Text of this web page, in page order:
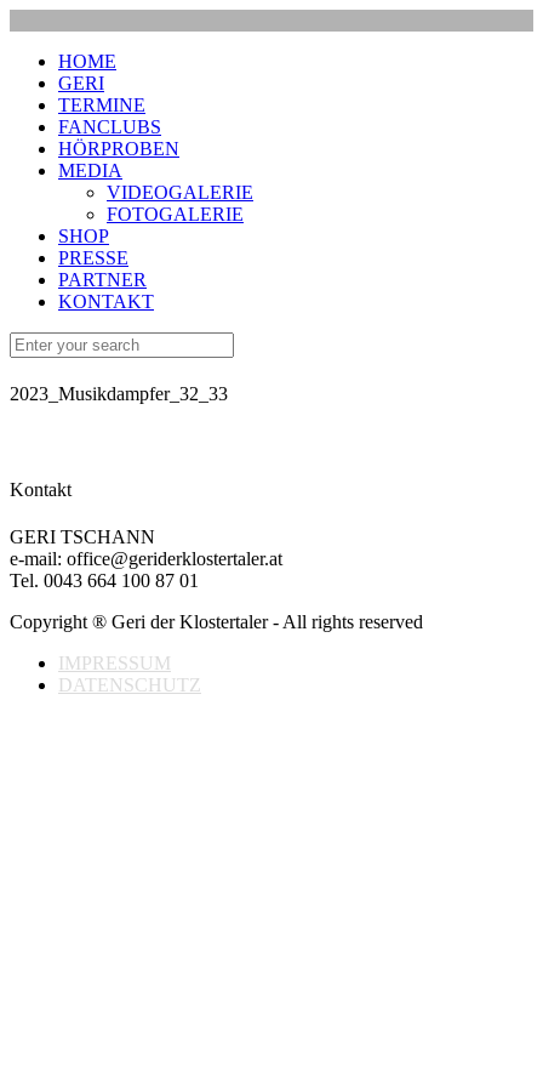
HOME
GERI
TERMINE
FANCLUBS
HÖRPROBEN
MEDIA
VIDEOGALERIE
FOTOGALERIE
SHOP
PRESSE
PARTNER
KONTAKT
2023_Musikdampfer_32_33
Kontakt
GERI TSCHANN
e-mail: office@geriderklostertaler.at
Tel. 0043 664 100 87 01
Copyright ® Geri der Klostertaler - All rights reserved
IMPRESSUM
DATENSCHUTZ